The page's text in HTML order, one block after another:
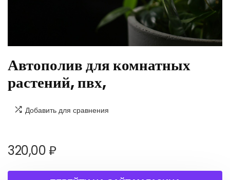
Автополив для комнатных
растений, пвх,
Добавить для сравнения
320,00₽